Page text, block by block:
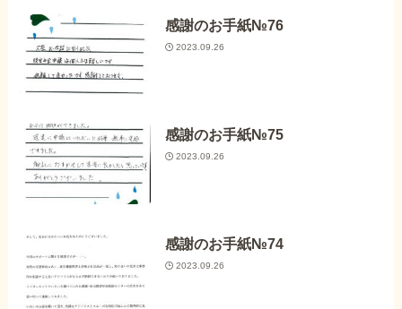
感謝のお手紙№76
2023.09.26
感謝のお手紙№75
2023.09.26
感謝のお手紙№74
2023.09.26